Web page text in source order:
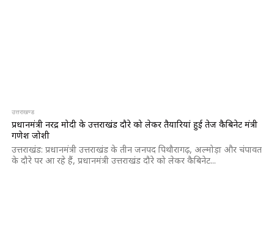
उत्तराखण्ड
प्रधानमंत्री नरेंद्र मोदी के उत्तराखंड दौरे को लेकर तैयारियां हुई तेज कैबिनेट मंत्री
गणेश जोशी
उत्तराखंड: प्रधानमंत्री उत्तराखंड के तीन जनपद पिथौरागढ़, अल्मोड़ा और चंपावत
के दौरे पर आ रहे हैं, प्रधानमंत्री उत्तराखंड दौरे को लेकर कैबिनेट...